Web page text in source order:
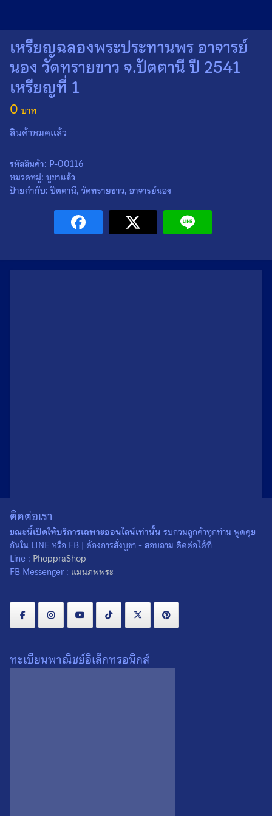
เหรียญฉลองพระประทานพร อาจารย์
นอง วัดทรายขาว จ.ปัตตานี ปี 2541
เหรียญที่ 1
0
สินค้าหมดแล้ว
รหัสสินค้า: P-00116
หมวดหมู่: บูชาแล้ว
ป้ายกำกับ: ปัตตานี, วัดทรายขาว, อาจารย์นอง
ขนาด
เนื้อ
โลหะ
สั่งผ่าน Line :
สั่งผ่าน FB Messenger :
พื้นที่ห่างไกล :
สินค้าชิ้นใหญ่หรือหลายชิ้น :
ต่างประเทศ :
ติดต่อเรา
ขณะนี้เปิดให้บริการเฉพาะออนไลน์เท่านั้น รบกวนลูกค้าทุกท่าน พูดคุย
กันใน LINE หรือ FB | ต้องการสั่งบูชา - สอบถาม ติดต่อได้ที่
Line : PhoppraShop
FB Messenger : แมนภพพระ
ทะเบียนพาณิชย์อิเล็กทรอนิกส์